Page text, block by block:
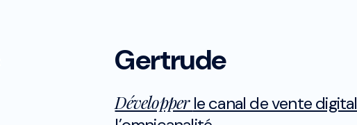
Gertrude
Développerle canal de vente digital